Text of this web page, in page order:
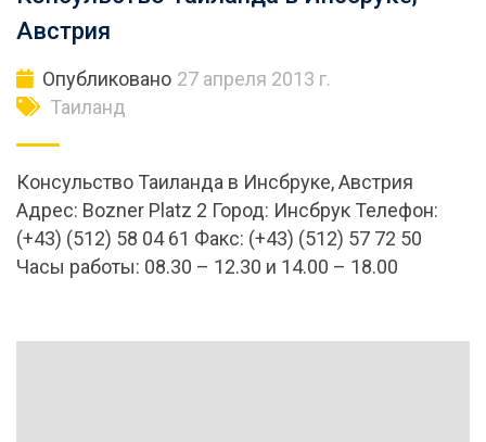
Австрия
Опубликовано 27 апреля 2013 г.
Таиланд
Консульство Таиланда в Инсбруке, Австрия
Адрес: Bozner Platz 2 Город: Инсбрук Телефон:
(+43) (512) 58 04 61 Факс: (+43) (512) 57 72 50
Часы работы: 08.30 – 12.30 и 14.00 – 18.00